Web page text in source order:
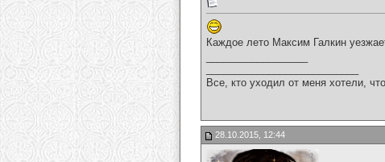
Каждое лето Максим Галкин
Все, кто уходил от меня хотели,
28.10.2015, 12:44